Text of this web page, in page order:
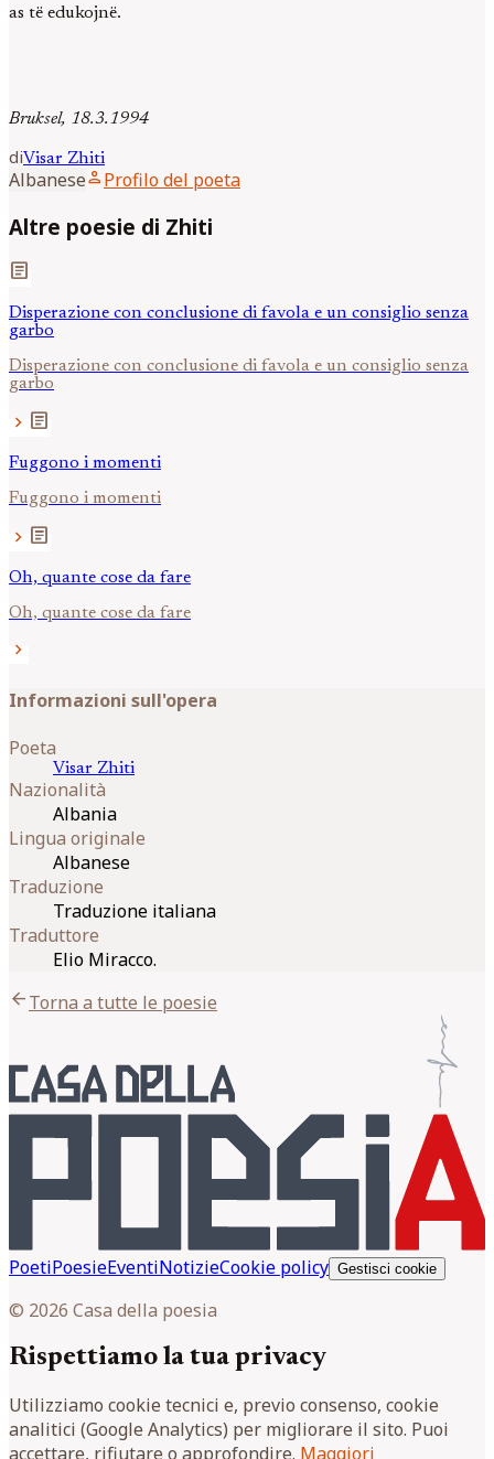
as të edukojnë.
Bruksel, 18.3.1994
diVisar Zhiti
Albaneseperson Profilo del poeta
Altre poesie di Zhiti
article
Disperazione con conclusione di favola e un consiglio senza
garbo
Disperazione con conclusione di favola e un consiglio senza
garbo
chevron_right article
Fuggono i momenti
Fuggono i momenti
chevron_right article
Oh, quante cose da fare
Oh, quante cose da fare
chevron_right
Informazioni sull'opera
Poeta
Visar Zhiti
Nazionalità
Albania
Lingua originale
Albanese
Traduzione
Traduzione italiana
Traduttore
Elio Miracco.
arrow_backTorna a tutte le poesie
PoetiPoesieEventiNotizieCookie policy Gestisci cookie
© 2026 Casa della poesia
Rispettiamo la tua privacy
Utilizziamo cookie tecnici e, previo consenso, cookie
analitici (Google Analytics) per migliorare il sito. Puoi
accettare, rifiutare o approfondire. Maggiori